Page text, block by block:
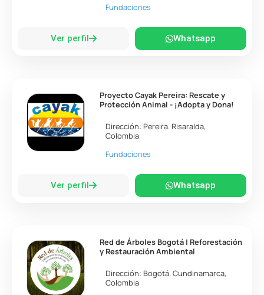
Fundaciones
Ver perfil Whatsapp
Proyecto Cayak Pereira: Rescate y
Protección Animal - ¡Adopta y Dona!
Dirección: Pereira. Risaralda,
Colombia
Fundaciones
Ver perfil Whatsapp
Red de Árboles Bogotá | Reforestación
y Restauración Ambiental
Dirección: Bogotá.Cundinamarca,
Colombia